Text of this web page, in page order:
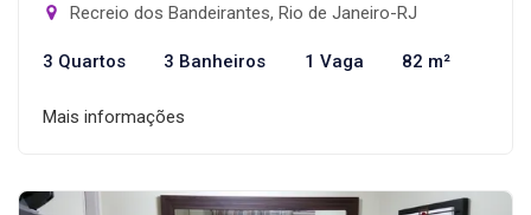
Recreio dos Bandeirantes, Rio de Janeiro-RJ
3 Quartos 3 Banheiros 1 Vaga 82 m²
Mais informações